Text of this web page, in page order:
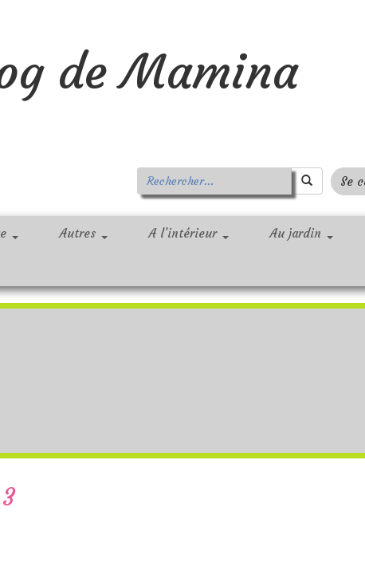
de Mamina
Se
Autres A l’intérieur Au jardin